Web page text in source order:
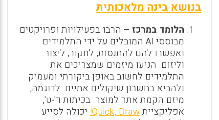
בנושא בינה מלאכותית
הלומד במרכז – הרבו בפעילויות ופרויקטים
מבוססי AI המובלים על ידי התלמידים
ואפשרו להם להתנסות, לחקור, ליצור
וליזום. הניעו מיזמים שמצריכים את
התלמידים לחשוב באופן ביקורתי ומעמיק
ולהביא בחשבון שיקולים אתיים. לדוגמה,
מיזם הקמת אתר למוצר. בכיתות ד'-ט',
אפליקצייתQuick, Draw! יכולה לסייע